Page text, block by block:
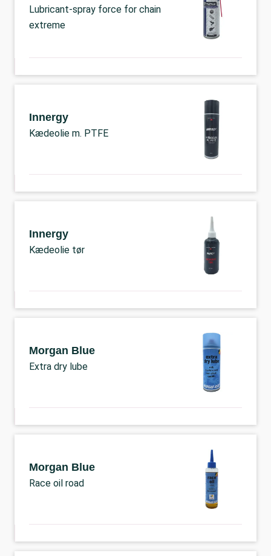
Lubricant-spray force for chain
extreme
Innergy
Kædeolie m. PTFE
Innergy
Kædeolie tør
Morgan Blue
Extra dry lube
Morgan Blue
Race oil road